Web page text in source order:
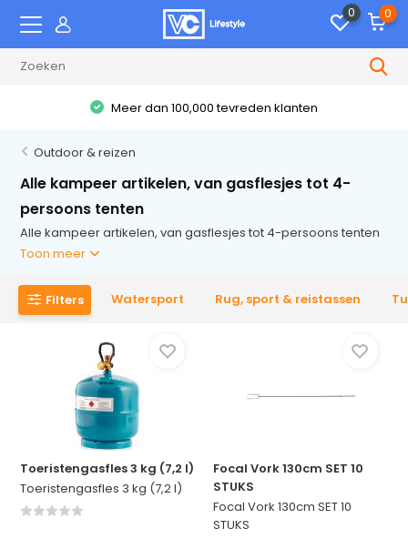
0 0
Meer dan 100,000 tevreden klanten
Outdoor & reizen
Alle kampeer artikelen, van gasflesjes tot 4-
persoons tenten
Alle kampeer artikelen, van gasflesjes tot 4-persoons tenten
Toon meer
Filters Watersport Rug, sport & reistassen
Toeristengasfles 3 kg (7,2 l)
Toeristengasfles 3 kg (7,2 l)
Focal Vork 130cm SET 10
STUKS
Focal Vork 130cm SET 10
STUKS